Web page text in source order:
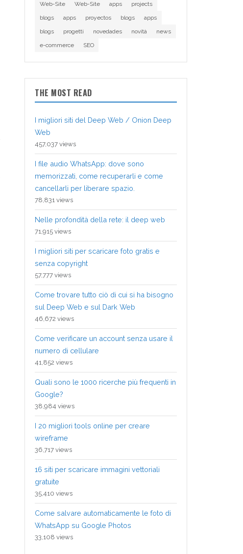
Web-Site
Web-Site apps
projects
blogs
apps proyectos blogs
apps
blogs
progetti novedades novità
news
e-commerce
SEO
THE MOST READ
I migliori siti del Deep Web / Onion Deep
Web
457,037 views
I file audio WhatsApp: dove sono
memorizzati, come recuperarli e come
cancellarli per liberare spazio.
78,831 views
Nelle profondità della rete: il deep web
71,915 views
I migliori siti per scaricare foto gratis e
senza copyright
57,777 views
Come trovare tutto ciò di cui si ha bisogno
sul Deep Web e sul Dark Web
46,672 views
Come verificare un account senza usare il
numero di cellulare
41,852 views
Quali sono le 1000 ricerche più frequenti in
Google?
38,984 views
I 20 migliori tools online per creare
wireframe
36,717 views
16 siti per scaricare immagini vettoriali
gratuite
35,410 views
Come salvare automaticamente le foto di
WhatsApp su Google Photos
33,108 views